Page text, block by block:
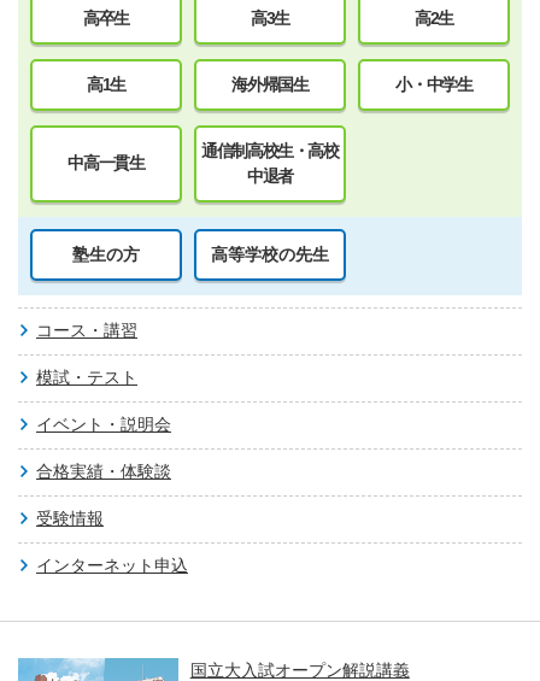
高卒生 高3生 高2生
高1生 海外帰国生 小・中学生
中高一貫生
通信制高校生・高校
中退者
塾生の方 高等学校の先生
コース・講習
模試・テスト
イベント・説明会
合格実績・体験談
受験情報
インターネット申込
国立大入試オープン解説講義